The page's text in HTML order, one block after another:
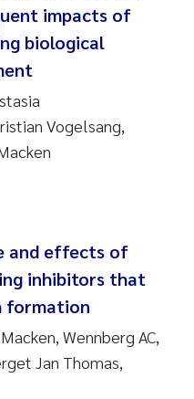
impacts of
biological
Vogelsang,
and effects of
inhibitors that
formation
Wennberg AC,
Jan Thomas,